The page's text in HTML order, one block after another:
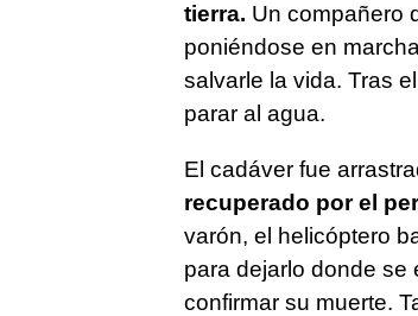
tierra. Un compañero
poniéndose en
salvarle la vida. Tras
parar al agua.
El cadáver fue
recuperado por el
varón, el helicóptero
para dejarlo donde se
confirmar su muerte.